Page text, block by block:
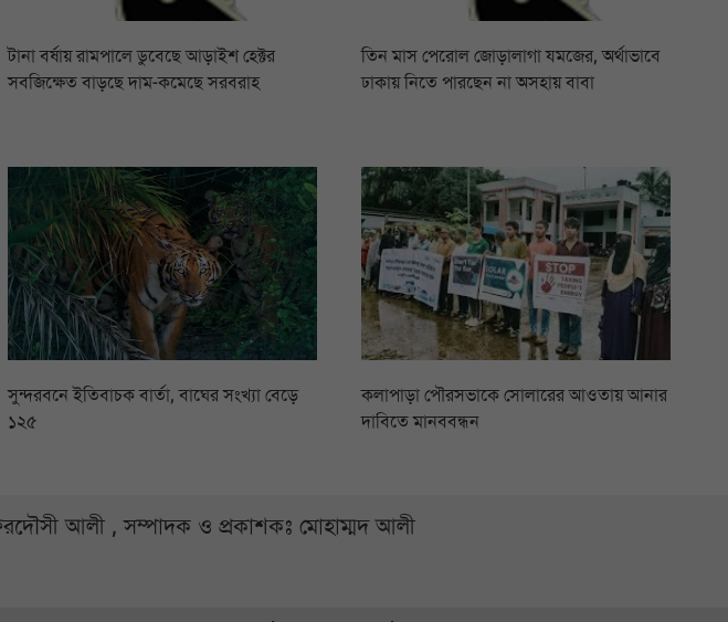
টানা বর্ষায় রামপালে ডুবেছে আড়াইশ হেক্টর
সবজিক্ষেত বাড়ছে দাম-কমেছে সরবরাহ
তিন মাস পেরোল জোড়ালাগা যমজের, অর্থাভাবে
ঢাকায় নিতে পারছেন না অসহায় বাবা
সুন্দরবনে ইতিবাচক বার্তা, বাঘের সংখ্যা বেড়ে
১২৫
কলাপাড়া পৌরসভাকে সোলারের আওতায় আনার
দাবিতে মানববন্ধন
আলী , সম্পাদক ও প্রকাশকঃ মোহাম্মদ আলী